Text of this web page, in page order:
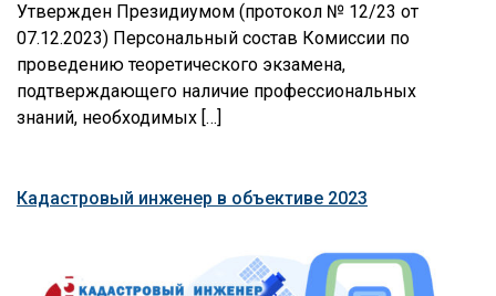
Утвержден Президиумом (протокол № 12/23 от
07.12.2023) Персональный состав Комиссии по
проведению теоретического экзамена,
подтверждающего наличие профессиональных
знаний, необходимых […]
Кадастровый инженер в объективе 2023